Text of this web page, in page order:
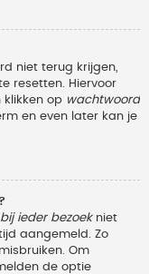
niet terug krijgen,
resetten. Hiervoor
op wachtwoord
en even later kan je
ieder bezoekniet
aangemeld. Zo
Om
de optie